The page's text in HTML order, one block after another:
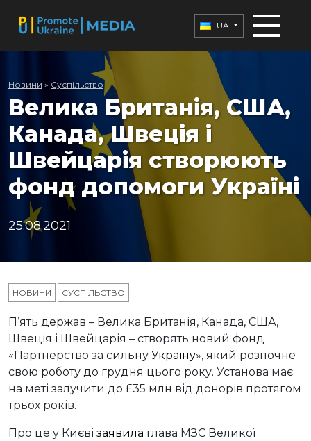
UA
Новини » Суспільство
Велика Британія, США,
Канада, Швеція і
Швейцарія створюють
фонд допомоги Україні
25.08.2021
НОВИНИ СУСПІЛЬСТВО
П’ять держав – Велика Британія, Канада, США,
Швеція і Швейцарія – створять новий фонд
«Партнерство за сильну Україну», який розпочне
свою роботу до грудня цього року. Установа має
на меті залучити до £35 млн від донорів протягом
трьох років.
Про це у Києві заявила глава МЗС Великої